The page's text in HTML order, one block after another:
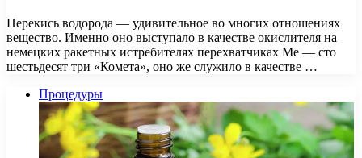
Перекись водорода — удивительное во многих отношениях
вещество. Именно оно выступало в качестве окислителя на
немецких ракетных истребителях перехватчиках Ме — сто
шестьдесят три «Комета», оно же служило в качестве …
Процедуры